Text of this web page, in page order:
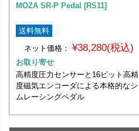
MOZA SR-P Pedal [RS11]
送料無料
ネット価格：
¥38,280(税込)
お取り寄せ
高精度圧力センサーと16ビット高精
度磁気エンコーダによる本格的なシ
ムレーシングペダル